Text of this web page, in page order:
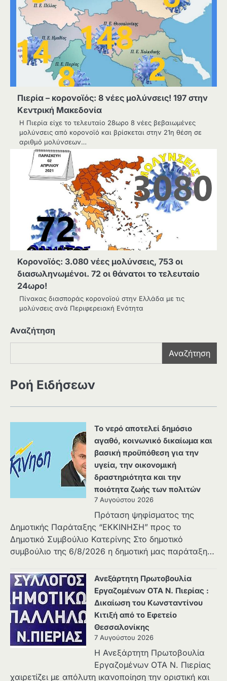
Πιερία – κορονοϊός: 8 νέες μολύνσεις! 197 στην
Κεντρική Μακεδονία
Η Πιερία είχε το τελευταίο 28ωρο 8 νέες βεβαιωμένες
μολύνσεις από κορονοϊό και βρίσκεται στην 21η θέση σε
αριθμό μολύνσεων…
Κορονοϊός: 3.080 νέες μολύνσεις, 753 οι
διασωληνωμένοι. 72 οι θάνατοι το τελευταίο
24ωρο!
Πίνακας διασποράς κορονοϊού στην Ελλάδα με τις
μολύνσεις ανά Περιφερειακή Ενότητα
Αναζήτηση
Αναζήτηση
Ροή Ειδήσεων
Το νερό αποτελεί δημόσιο
αγαθό, κοινωνικό δικαίωμα και
βασική προϋπόθεση για την
υγεία, την οικονομική
δραστηριότητα και την
ποιότητα ζωής των πολιτών
7 Αυγούστου 2026
Πρόταση ψηφίσματος της
Δημοτικής Παράταξης “ΕΚΚΙΝΗΣΗ” προς το
Δημοτικό Συμβούλιο Κατερίνης Στο δημοτικό
συμβούλιο της 6/8/2026 η δημοτική μας παράταξη…
Ανεξάρτητη Πρωτοβουλία
Εργαζομένων ΟΤΑ Ν. Πιερίας :
Δικαίωση του Κωνσταντίνου
Κιτιξή από το Εφετείο
Θεσσαλονίκης
7 Αυγούστου 2026
Η Ανεξάρτητη Πρωτοβουλία
Εργαζομένων ΟΤΑ Ν. Πιερίας
χαιρετίζει με απόλυτη ικανοποίηση την οριστική και